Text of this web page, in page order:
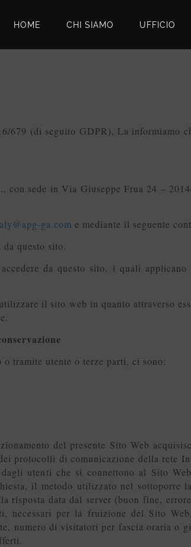
HOME CHI SIAMO UFFICIO
679 (di seguito GDPR), La informiamo
sede in Via Giuseppe Frua 24 –
ga.com e mediante il seguente
questo sito.
da questo sito, i quali
il sito web in quanto attraverso
tramite utente o terze parti, ci sono:
del presente Sito Web
protocolli di comunicazione della rete
utenti che si connettono al Sito
il metodo utilizzato nel sottoporre
risposta data dal server (buon fine,
necessari per la fruizione del Sito
numero di visitatori per fascia oraria o